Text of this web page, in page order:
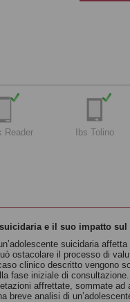
Reader Ibs Tolino
e il suo impatto sul
suicidaria
ostacolare il processo di
clinico descritto vengono
fase iniziale di
affrettate, sommate ad
breve analisi di